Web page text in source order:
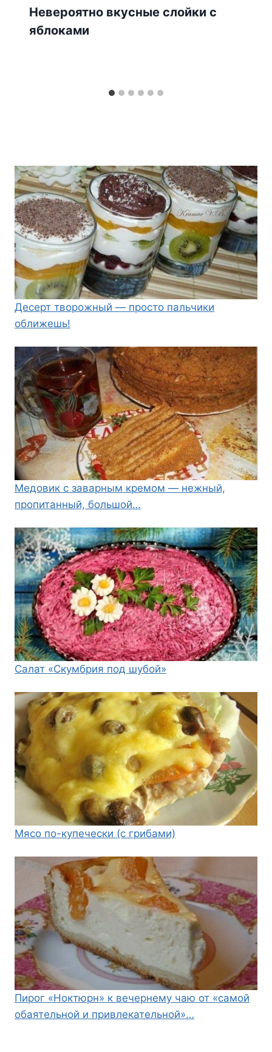
Невероятно вкусные слойки с
яблоками
Десерт творожный — просто пальчики
оближешь!
Медовик с заварным кремом — нежный,
пропитанный, большой…
Салат «Скумбрия под шубой»
Мясо по-купечески (с грибами)
Пирог «Ноктюрн» к вечернему чаю от «самой
обаятельной и привлекательной»…